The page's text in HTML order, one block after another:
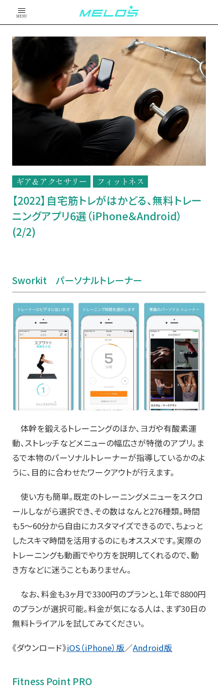
MENU
ギア＆アクセサリー フィットネス
【2022】自宅筋トレがはかどる、無料トレー
ニングアプリ6選（iPhone＆Android）
(2/2)
Sworkit パーソナルトレーナー
体幹を鍛えるトレーニングのほか、ヨガや有酸素運
動、ストレッチなどメニューの幅広さが特徴のアプリ。ま
るで本物のパーソナルトレーナーが指導しているかのよ
うに、目的に合わせたワークアウトが行えます。
使い方も簡単。既定のトレーニングメニューをスクロ
ールしながら選択でき、その数はなんと276種類。時間
も5〜60分から自由にカスタマイズできるので、ちょっと
したスキマ時間を活用するのにもオススメです。実際の
トレーニングも動画でやり方を説明してくれるので、動
き方などに迷うこともありません。
なお、料金も3ヶ月で3300円のプランと、1年で8800円
のプランが選択可能。料金が気になる人は、まず30日の
無料トライアルを試してみてください。
《ダウンロード》iOS（iPhone）版／Android版
Fitness Point PRO